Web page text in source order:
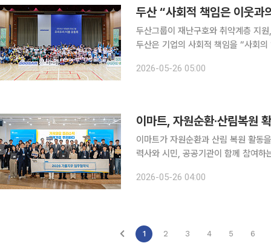
두산 “사회적 책임은 이웃
두산그룹이 재난구호와 취약계층 지
두산은 기업의 사회적 책임을 “사회
해 성금 5억원을 기부했다. 성금은 침
2026-05-26 05:00
이마트, 자원순환·산림복원
이마트가 자원순환과 산림 복원 활동
력사와 시민, 공공기관이 함께 참여
우리 바다)’ 확대를 위한 협약식을 개
2026-05-26 04:00
1 2 3 4 5 6